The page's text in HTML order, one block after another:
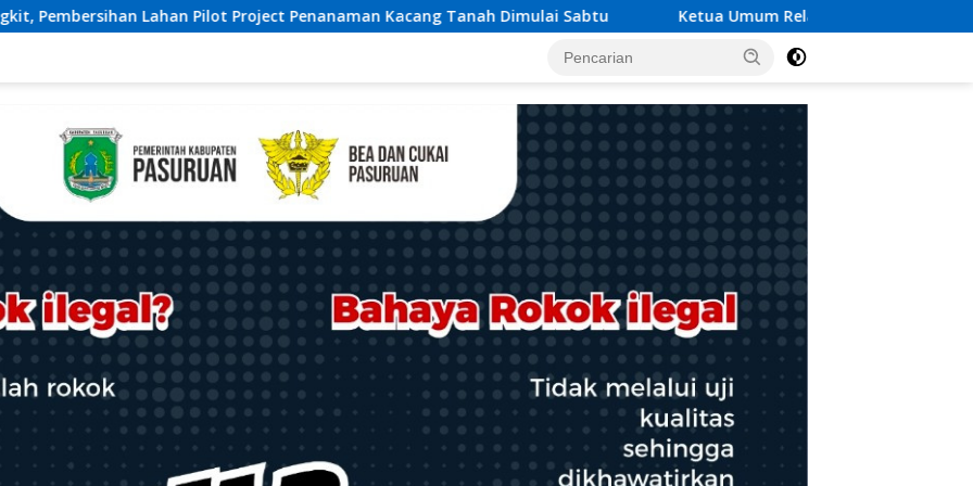
Penanaman Kacang Tanah Dimulai Sabtu Ketua Umum Relawan Peduli Rakyat Lintas Batas Usulkan Dana Rehab-